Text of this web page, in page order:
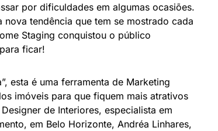
por dificuldades em algumas ocasiões.
nova tendência que tem se mostrado cada
Staging conquistou o público
ficar!
esta é uma ferramenta de Marketing
imóveis para que fiquem mais atrativos
de Interiores, especialista em
em Belo Horizonte, Andréa Linhares,